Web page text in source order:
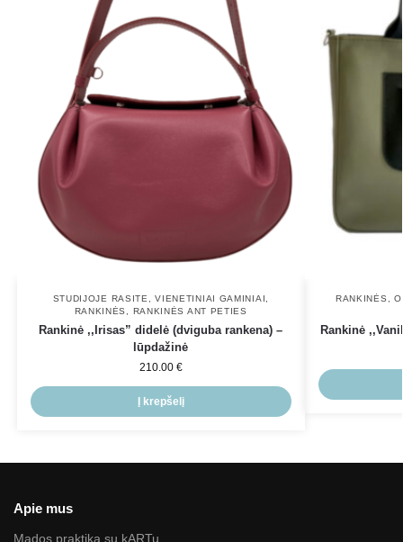
STUDIJOJE RASITE ,VIENETINIAI GAMINIAI
RANKINĖS
RANKINĖS ANT PETIES
Rankinė ,,Irisas” didelė (dviguba rankena) –
lūpdažinė
210.00 €
Į krepšelį
RANKINĖS
Rankinė
Apie mus
Mados praktika su kARTu